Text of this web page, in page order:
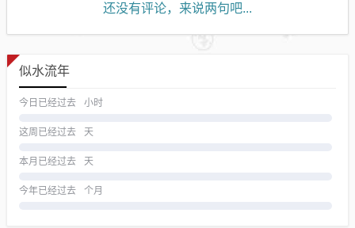
还没有评论，来说两句吧...
似水流年
今日已经过去 小时
这周已经过去 天
本月已经过去 天
今年已经过去 个月